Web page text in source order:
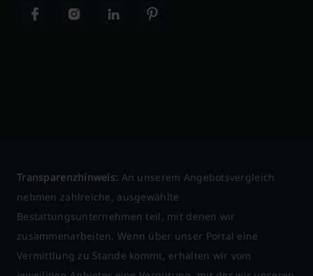
Transparenzhinweis: An unserem Angebotsvergleich
nehmen zahlreiche, ausgewählte
Bestattungsunternehmen teil, mit denen wir
zusammenarbeiten. Wenn über unser Portal eine
Vermittlung zu Stande kommt, erhalten wir vom